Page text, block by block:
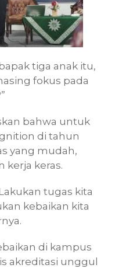
tiga anak itu,
fokus pada
bahwa untuk
di tahun
yang mudah,
keras.
tugas kita
kebaikan kita
di kampus
akreditasi unggul